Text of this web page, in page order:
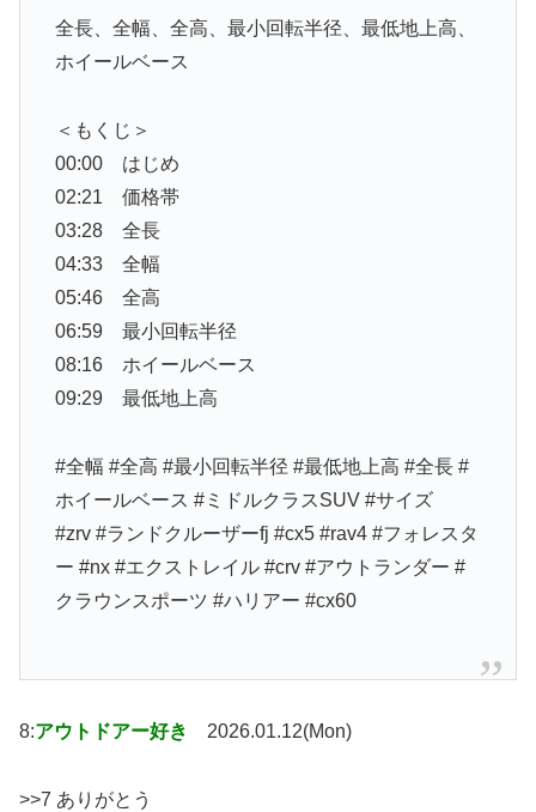
全長、全幅、全高、最小回転半径、最低地上高、
ホイールベース
＜もくじ＞
00:00 はじめ
02:21 価格帯
03:28 全長
04:33 全幅
05:46 全高
06:59 最小回転半径
08:16 ホイールベース
09:29 最低地上高
#全幅 #全高 #最小回転半径 #最低地上高 #全長 #
ホイールベース #ミドルクラスSUV #サイズ
#zrv #ランドクルーザーfj #cx5 #rav4 #フォレスタ
ー #nx #エクストレイル #crv #アウトランダー #
クラウンスポーツ #ハリアー #cx60
8:アウトドアー好き 2026.01.12(Mon)
>>7 ありがとう